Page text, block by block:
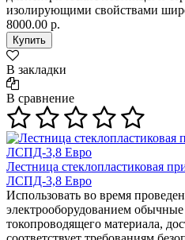
изолирующими свойствами
8000.00 р.
В закладки
В сравнение
Лестница стеклопластиковая
ЛСПД-3,8 Евро
Использовать во время
электрооборудованием
токопроводящего материала,